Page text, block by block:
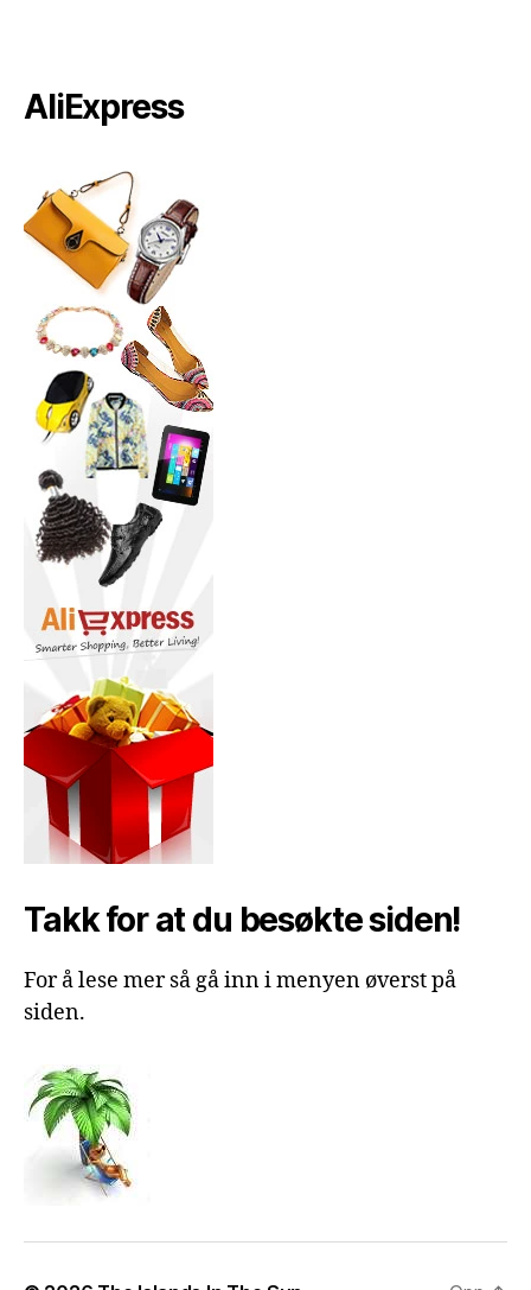
AliExpress
Takk for at du besøkte siden!
For å lese mer så gå inn i menyen øverst på
siden.